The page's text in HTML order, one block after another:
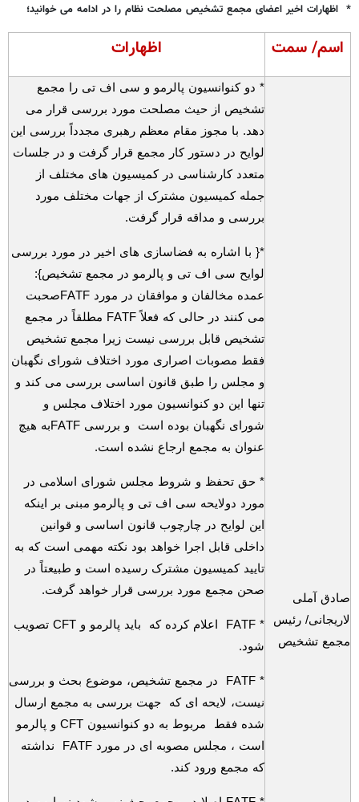
* اظهارات اخیر اعضای مجمع تشخیص مصلحت نظام را در ادامه می خوانید؛
اسم/ سمت اظهارات
صادق آملی
لاریجانی/ رئیس
مجمع تشخیص
* دو کنوانسیون پالرمو و سی اف تی را مجمع
تشخیص از حیث مصلحت مورد بررسی قرار می
دهد. با مجوز مقام معظم رهبری مجدداً بررسی این
لوایح در دستور کار مجمع قرار گرفت و در جلسات
متعدد کارشناسی در کمیسیون های مختلف از
جمله کمیسیون مشترک از جهات مختلف مورد
بررسی و مداقه قرار گرفت.
*{ با اشاره به فضاسازی های اخیر در مورد بررسی
لوایح سی اف تی و پالرمو در مجمع تشخیص}:
عمده مخالفان و موافقان در مورد FATFصحبت
می کنند در حالی که فعلاً FATF مطلقاً در مجمع
تشخیص قابل بررسی نیست زیرا مجمع تشخیص
فقط مصوبات اصراری مورد اختلاف شورای نگهبان
و مجلس را طبق قانون اساسی بررسی می کند و
تنها این دو کنوانسیون مورد اختلاف مجلس و
شورای نگهبان بوده است و بررسی FATFبه هیچ
عنوان به مجمع ارجاع نشده است.
* حق تحفظ و شروط مجلس شورای اسلامی در
مورد دولایحه سی اف تی و پالرمو مبنی بر اینکه
این لوایح در چارچوب قانون اساسی و قوانین
داخلی قابل اجرا خواهد بود نکته مهمی است که به
تایید کمیسیون مشترک رسیده است و طبیعتاً در
صحن مجمع مورد بررسی قرار خواهد گرفت.
*
FATF اعلام کرده که باید پالرمو و CFT تصویب
شود.
*
FATF
در مجمع تشخیص، موضوع بحث و بررسی
نیست، لایحه ای که جهت بررسی به مجمع ارسال
شده فقط مربوط به دو کنوانسیون CFT و پالرمو
است ، مجلس مصوبه ای در مورد FATF
نداشته
که مجمع ورود کند.